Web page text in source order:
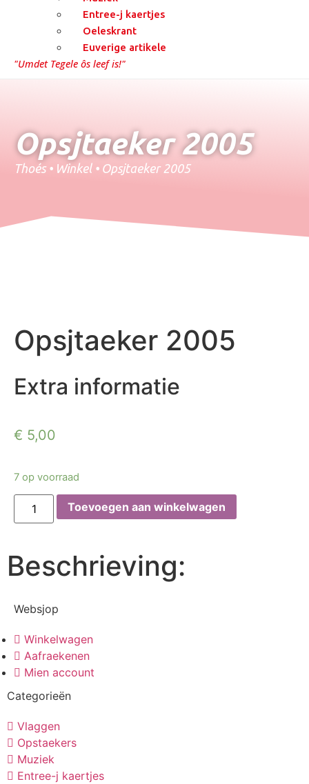
Entree-j kaertjes
Oeleskrant
Euverige artikele
"Umdet Tegele ôs leef is!"
Opsjtaeker 2005
Thoés• Winkel• Opsjtaeker 2005
Websjop
Winkelwagen
Aafraekenen
Mien account
Categorieën
Vlaggen
Opstaekers
Muziek
Entree-j kaertjes
Opsjtaeker 2005
Extra informatie
€ 5,00
7 op voorraad
Toevoegen aan winkelwagen
Beschrieving: